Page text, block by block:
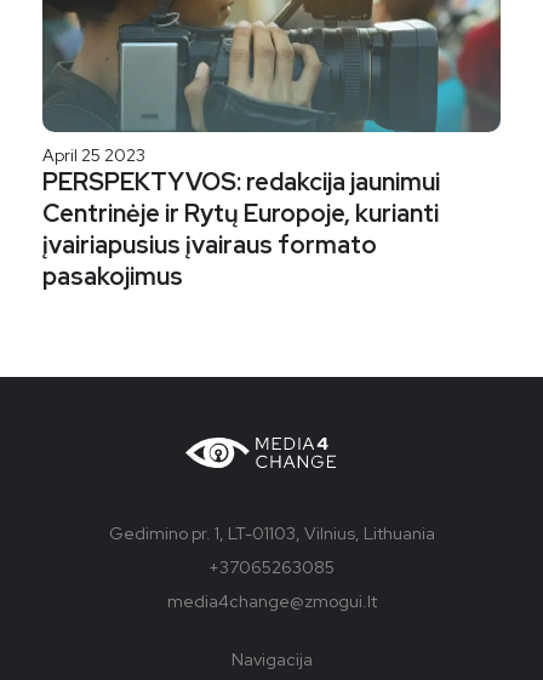
April 25 2023
PERSPEKTYVOS: redakcija jaunimui
Centrinėje ir Rytų Europoje, kurianti
įvairiapusius įvairaus formato
pasakojimus
Gedimino pr. 1, LT-01103, Vilnius, Lithuania
+37065263085
media4change@zmogui.lt
Navigacija